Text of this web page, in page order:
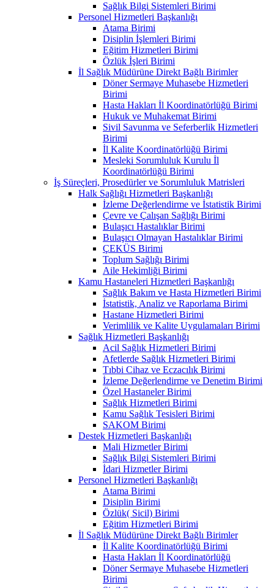
Sağlık Bilgi Sistemleri Birimi
Personel Hizmetleri Başkanlığı
Atama Birimi
Disiplin İşlemleri Birimi
Eğitim Hizmetleri Birimi
Özlük İşleri Birimi
İl Sağlık Müdürüne Direkt Bağlı Birimler
Döner Sermaye Muhasebe Hizmetleri
Birimi
Hasta Hakları İl Koordinatörlüğü Birimi
Hukuk ve Muhakemat Birimi
Sivil Savunma ve Seferberlik Hizmetleri
Birimi
İl Kalite Koordinatörlüğü Birimi
Mesleki Sorumluluk Kurulu İl
Koordinatörlüğü Birimi
İş Süreçleri, Prosedürler ve Sorumluluk Matrisleri
Halk Sağlığı Hizmetleri Başkanlığı
İzleme Değerlendirme ve İstatistik Birimi
Çevre ve Çalışan Sağlığı Birimi
Bulaşıcı Hastalıklar Birimi
Bulaşıcı Olmayan Hastalıklar Birimi
ÇEKÜS Birimi
Toplum Sağlığı Birimi
Aile Hekimliği Birimi
Kamu Hastaneleri Hizmetleri Başkanlığı
Sağlık Bakım ve Hasta Hizmetleri Birimi
İstatistik, Analiz ve Raporlama Birimi
Hastane Hizmetleri Birimi
Verimlilik ve Kalite Uygulamaları Birimi
Sağlık Hizmetleri Başkanlığı
Acil Sağlık Hizmetleri Birimi
Afetlerde Sağlık Hizmetleri Birimi
Tıbbi Cihaz ve Eczacılık Birimi
İzleme Değerlendirme ve Denetim Birimi
Özel Hastaneler Birimi
Sağlık Hizmetleri Birimi
Kamu Sağlık Tesisleri Birimi
SAKOM Birimi
Destek Hizmetleri Başkanlığı
Mali Hizmetler Birimi
Sağlık Bilgi Sistemleri Birimi
İdari Hizmetler Birimi
Personel Hizmetleri Başkanlığı
Atama Birimi
Disiplin Birimi
Özlük( Sicil) Birimi
Eğitim Hizmetleri Birimi
İl Sağlık Müdürüne Direkt Bağlı Birimler
İl Kalite Koordinatörlüğü Birimi
Hasta Hakları İl Koordinatörlüğü
Döner Sermaye Muhasebe Hizmetleri
Birimi